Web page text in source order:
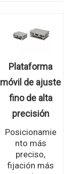
Plataforma
móvil de ajuste
fino de alta
precisión
Posicionamie
nto más
preciso,
fijación más